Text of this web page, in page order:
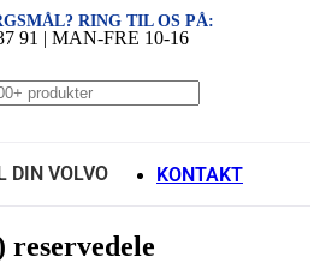
RING TIL OS PÅ:
91 | MAN-FRE 10-16
DIN VOLVO KONTAKT
reservedele